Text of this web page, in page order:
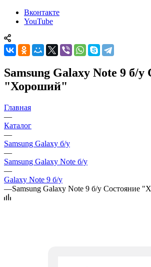
Вконтакте
YouTube
Samsung Galaxy Note 9 б/у
"Хороший"
Главная
—
Каталог
—
Samsung Galaxy б/у
—
Samsung Galaxy Note б/у
—
Galaxy Note 9 б/у
—Samsung Galaxy Note 9 б/у Состояние